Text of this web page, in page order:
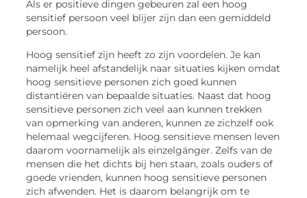
Als er positieve dingen gebeuren zal een hoog
sensitief persoon veel blijer zijn dan een gemiddeld
persoon.
Hoog sensitief zijn heeft zo zijn voordelen. Je kan
namelijk heel afstandelijk naar situaties kijken omdat
hoog sensitieve personen zich goed kunnen
distantiëren van bepaalde situaties. Naast dat hoog
sensitieve personen zich veel aan kunnen trekken
van opmerking van anderen, kunnen ze zichzelf ook
helemaal wegcijferen. Hoog sensitieve mensen leven
daarom voornamelijk als einzelgänger. Zelfs van de
mensen die het dichts bij hen staan, zoals ouders of
goede vrienden, kunnen hoog sensitieve personen
zich afwenden. Het is daarom belangrijk om te